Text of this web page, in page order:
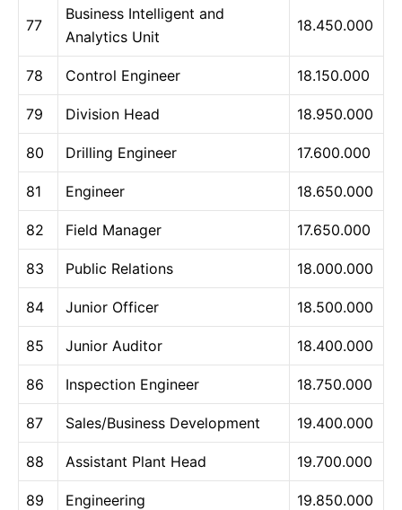
77
Business Intelligent and
Analytics Unit
18.450.000
78 Control Engineer 18.150.000
79 Division Head 18.950.000
80 Drilling Engineer 17.600.000
81 Engineer 18.650.000
82 Field Manager 17.650.000
83 Public Relations 18.000.000
84 Junior Officer 18.500.000
85 Junior Auditor 18.400.000
86 Inspection Engineer 18.750.000
87 Sales/Business Development 19.400.000
88 Assistant Plant Head 19.700.000
89 Engineering 19.850.000